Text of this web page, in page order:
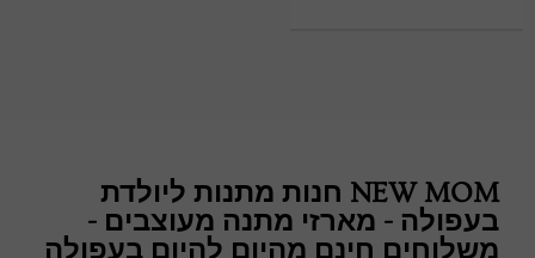
NEW MOM חנות מתנות ליולדת
בעפולה - מארזי מתנה מעוצבים -
משלוחים חינם מהיום להיום בעפולה